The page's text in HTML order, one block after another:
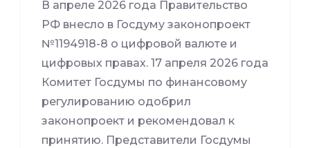
В апреле 2026 года Правительство
РФ внесло в Госдуму законопроект
№1194918-8 о цифровой валюте и
цифровых правах. 17 апреля 2026 года
Комитет Госдумы по финансовому
регулированию одобрил
законопроект и рекомендовал к
принятию. Представители Госдумы